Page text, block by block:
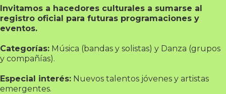
Invitamos a hacedores culturales a sumarse al
registro oficial para futuras programaciones y
eventos.
Categorías: Música (bandas y solistas) y Danza (grupos
y compañías).
Especial interés: Nuevos talentos jóvenes y artistas
emergentes.